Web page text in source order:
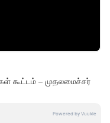
கூட்டம் – முதலமைச்சர்